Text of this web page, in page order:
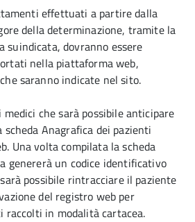
effettuati a partire dalla
della determinazione, tramite la
suindicata, dovranno essere
nella piattaforma web,
saranno indicate nel sito.
che sarà possibile anticipare
Anagrafica dei pazienti
Una volta compilata la scheda
genererà un codice identificativo
possibile rintracciare il paziente
del registro web per
raccolti in modalità cartacea.